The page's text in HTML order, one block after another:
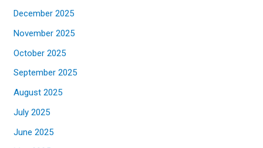
December 2025
November 2025
October 2025
September 2025
August 2025
July 2025
June 2025